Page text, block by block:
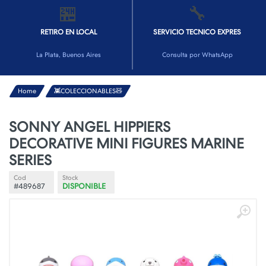
🏪
RETIRO EN LOCAL
La Plata, Buenos Aires
🔧
SERVICIO TECNICO EXPRES
Consulta por WhatsApp
Home 👾COLECCIONABLES🧸
SONNY ANGEL HIPPIERS
DECORATIVE MINI FIGURES MARINE
SERIES
Cod
#489687
Stock
DISPONIBLE